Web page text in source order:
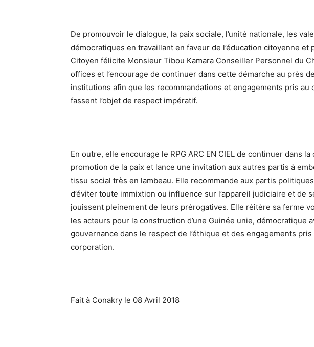
De promouvoir le dialogue, la paix sociale, l’unité nationale, les
démocratiques en travaillant en faveur de l’éducation citoyenne et
Citoyen félicite Monsieur Tibou Kamara Conseiller Personnel du
offices et l’encourage de continuer dans cette démarche au près
institutions afin que les recommandations et engagements pris au
fassent l’objet de respect impératif.
En outre, elle encourage le RPG ARC EN CIEL de continuer dans la
promotion de la paix et lance une invitation aux autres partis à
tissu social très en lambeau. Elle recommande aux partis
d’éviter toute immixtion ou influence sur l’appareil judiciaire et de
jouissent pleinement de leurs prérogatives. Elle réitère sa ferme
les acteurs pour la construction d’une Guinée unie, démocratique
gouvernance dans le respect de l’éthique et des engagements
corporation.
Fait à Conakry le 08 Avril 2018